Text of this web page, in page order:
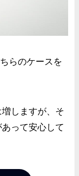
らのケースを
しますが、そ
って安心して